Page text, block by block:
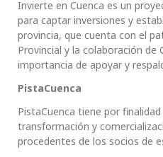
Invierte en Cuenca es un
para captar inversiones y
provincia, que cuenta con el
Provincial y la colaboración de
importancia de apoyar y
PistaCuenca
PistaCuenca tiene por
transformación y
procedentes de los socios de